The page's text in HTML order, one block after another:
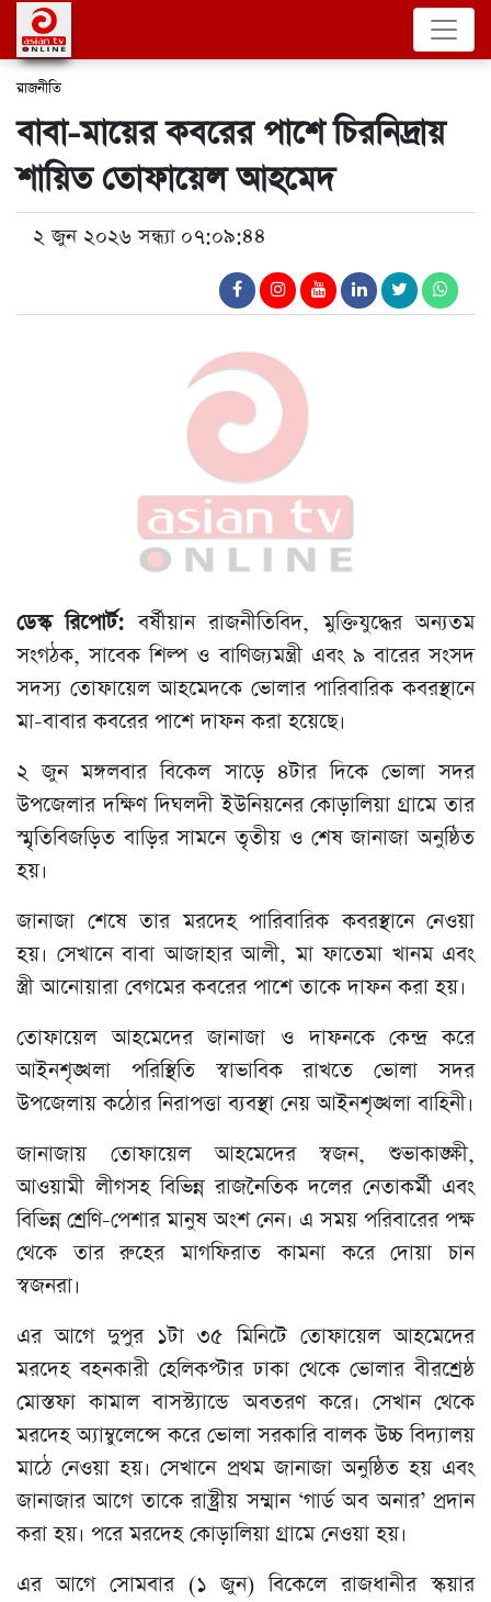
রাজনীতি
বাবা-মায়ের কবরের পাশে চিরনিদ্রায়
শায়িত তোফায়েল আহমেদ
২ জুন ২০২৬ সন্ধ্যা ০৭:০৯:৪৪
ডেস্ক রিপোর্ট:বর্ষীয়ান রাজনীতিবিদ, মুক্তিযুদ্ধের অন্যতম
সংগঠক, সাবেক শিল্প ও বাণিজ্যমন্ত্রী এবং ৯ বারের সংসদ
সদস্য তোফায়েল আহমেদকে ভোলার পারিবারিক কবরস্থানে
মা-বাবার কবরের পাশে দাফন করা হয়েছে।
২ জুন মঙ্গলবার বিকেল সাড়ে ৪টার দিকে ভোলা সদর
উপজেলার দক্ষিণ দিঘলদী ইউনিয়নের কোড়ালিয়া গ্রামে তার
স্মৃতিবিজড়িত বাড়ির সামনে তৃতীয় ও শেষ জানাজা অনুষ্ঠিত
হয়।
জানাজা শেষে তার মরদেহ পারিবারিক কবরস্থানে নেওয়া
হয়। সেখানে বাবা আজাহার আলী, মা ফাতেমা খানম এবং
স্ত্রী আনোয়ারা বেগমের কবরের পাশে তাকে দাফন করা হয়।
তোফায়েল আহমেদের জানাজা ও দাফনকে কেন্দ্র করে
আইনশৃঙ্খলা পরিস্থিতি স্বাভাবিক রাখতে ভোলা সদর
উপজেলায় কঠোর নিরাপত্তা ব্যবস্থা নেয় আইনশৃঙ্খলা বাহিনী।
জানাজায় তোফায়েল আহমেদের স্বজন, শুভাকাঙ্ক্ষী,
আওয়ামী লীগসহ বিভিন্ন রাজনৈতিক দলের নেতাকর্মী এবং
বিভিন্ন শ্রেণি-পেশার মানুষ অংশ নেন। এ সময় পরিবারের পক্ষ
থেকে তার রুহের মাগফিরাত কামনা করে দোয়া চান
স্বজনরা।
এর আগে দুপুর ১টা ৩৫ মিনিটে তোফায়েল আহমেদের
মরদেহ বহনকারী হেলিকপ্টার ঢাকা থেকে ভোলার বীরশ্রেষ্ঠ
মোস্তফা কামাল বাসস্ট্যান্ডে অবতরণ করে। সেখান থেকে
মরদেহ অ্যাম্বুলেন্সে করে ভোলা সরকারি বালক উচ্চ বিদ্যালয়
মাঠে নেওয়া হয়। সেখানে প্রথম জানাজা অনুষ্ঠিত হয় এবং
জানাজার আগে তাকে রাষ্ট্রীয় সম্মান ‘গার্ড অব অনার’ প্রদান
করা হয়। পরে মরদেহ কোড়ালিয়া গ্রামে নেওয়া হয়।
এর আগে সোমবার (১ জুন) বিকেলে রাজধানীর স্কয়ার